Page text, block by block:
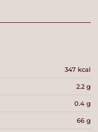
347 kcal
2.2 g
0.4 g
66 g